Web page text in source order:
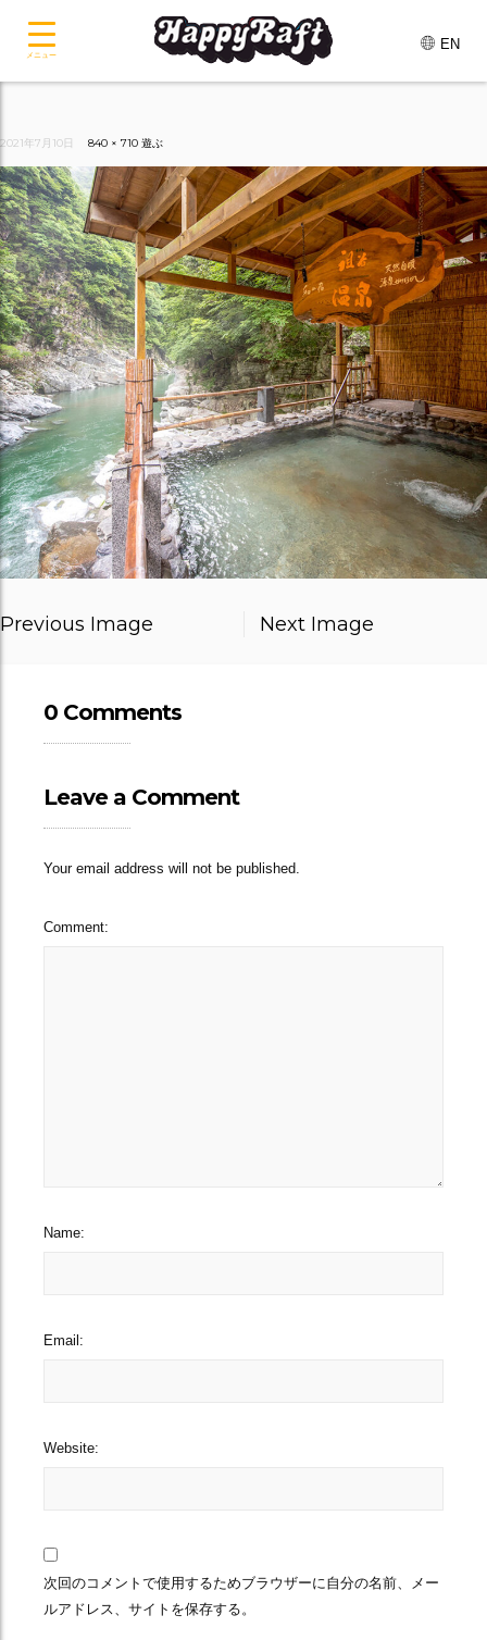
EN
2021年7月10日 840 × 710 遊ぶ
Previous Image Next Image
0 Comments
Leave a Comment
Your email address will not be published.
Comment:
Name:
Email:
Website:
次回のコメントで使用するためブラウザーに自分の名前、メー
ルアドレス、サイトを保存する。
メニュー